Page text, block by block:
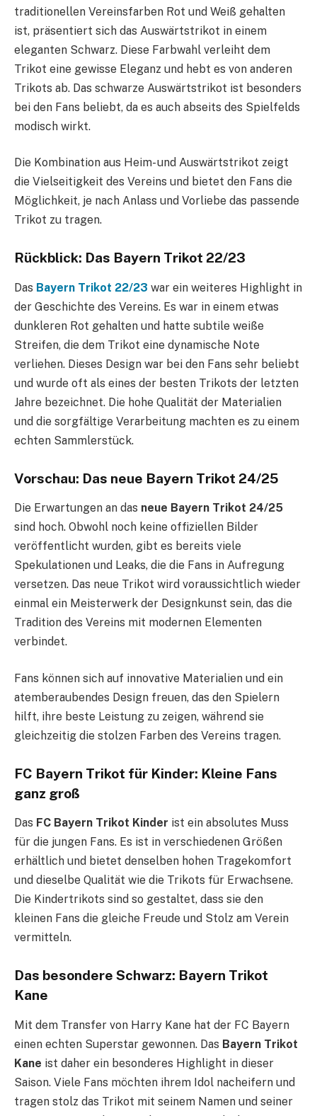
traditionellen Vereinsfarben Rot und Weiß gehalten
ist, präsentiert sich das Auswärtstrikot in einem
eleganten Schwarz. Diese Farbwahl verleiht dem
Trikot eine gewisse Eleganz und hebt es von anderen
Trikots ab. Das schwarze Auswärtstrikot ist besonders
bei den Fans beliebt, da es auch abseits des Spielfelds
modisch wirkt.
Die Kombination aus Heim- und Auswärtstrikot zeigt
die Vielseitigkeit des Vereins und bietet den Fans die
Möglichkeit, je nach Anlass und Vorliebe das passende
Trikot zu tragen.
Rückblick: Das Bayern Trikot 22/23
Das Bayern Trikot 22/23 war ein weiteres Highlight in
der Geschichte des Vereins. Es war in einem etwas
dunkleren Rot gehalten und hatte subtile weiße
Streifen, die dem Trikot eine dynamische Note
verliehen. Dieses Design war bei den Fans sehr beliebt
und wurde oft als eines der besten Trikots der letzten
Jahre bezeichnet. Die hohe Qualität der Materialien
und die sorgfältige Verarbeitung machten es zu einem
echten Sammlerstück.
Vorschau: Das neue Bayern Trikot 24/25
Die Erwartungen an das neue Bayern Trikot 24/25
sind hoch. Obwohl noch keine offiziellen Bilder
veröffentlicht wurden, gibt es bereits viele
Spekulationen und Leaks, die die Fans in Aufregung
versetzen. Das neue Trikot wird voraussichtlich wieder
einmal ein Meisterwerk der Designkunst sein, das die
Tradition des Vereins mit modernen Elementen
verbindet.
Fans können sich auf innovative Materialien und ein
atemberaubendes Design freuen, das den Spielern
hilft, ihre beste Leistung zu zeigen, während sie
gleichzeitig die stolzen Farben des Vereins tragen.
FC Bayern Trikot für Kinder: Kleine Fans
ganz groß
Das FC Bayern Trikot Kinder ist ein absolutes Muss
für die jungen Fans. Es ist in verschiedenen Größen
erhältlich und bietet denselben hohen Tragekomfort
und dieselbe Qualität wie die Trikots für Erwachsene.
Die Kindertrikots sind so gestaltet, dass sie den
kleinen Fans die gleiche Freude und Stolz am Verein
vermitteln.
Das besondere Schwarz: Bayern Trikot
Kane
Mit dem Transfer von Harry Kane hat der FC Bayern
einen echten Superstar gewonnen. Das Bayern Trikot
Kane ist daher ein besonderes Highlight in dieser
Saison. Viele Fans möchten ihrem Idol nacheifern und
tragen stolz das Trikot mit seinem Namen und seiner